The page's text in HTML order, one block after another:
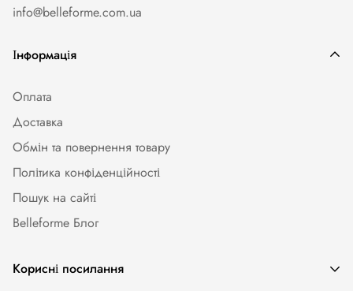
info@belleforme.com.ua
Інформація
Оплата
Доставка
Обмін та повернення товару
Політика конфіденційності
Пошук на сайті
Belleforme Блог
Корисні посилання